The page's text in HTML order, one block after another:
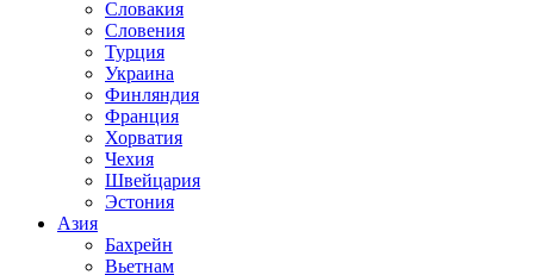
Словакия
Словения
Турция
Украина
Финляндия
Франция
Хорватия
Чехия
Швейцария
Эстония
Азия
Бахрейн
Вьетнам